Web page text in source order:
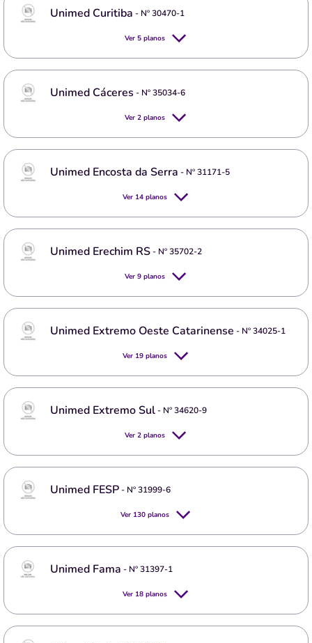
Unimed Curitiba - Nº30470-1
Ver 5 planos
Unimed Cáceres - Nº35034-6
Ver 2 planos
Unimed Encosta da Serra - Nº31171-5
Ver 14 planos
Unimed Erechim RS- Nº35702-2
Ver 9 planos
Unimed Extremo Oeste Catarinense - Nº34025-1
Ver 19 planos
Unimed Extremo Sul- Nº34620-9
Ver 2 planos
Unimed FESP- Nº31999-6
Ver 130 planos
Unimed Fama - Nº31397-1
Ver 18 planos